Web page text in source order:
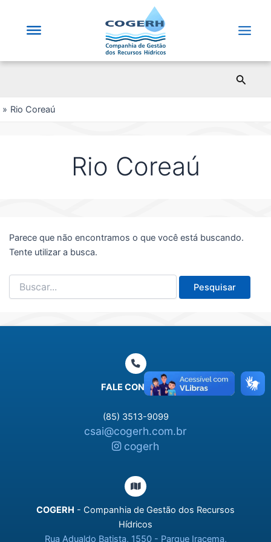
Rio Coreaú
Rio Coreaú
Parece que não encontramos o que você está buscando.
Tente utilizar a busca.
Pesquisar
por:
FALE CONOSCO
(85) 3513-9099
csai@cogerh.com.br
cogerh
COGERH - Companhia de Gestão dos Recursos
Hídricos
Rua Adualdo Batista, 1550 - Parque Iracema,